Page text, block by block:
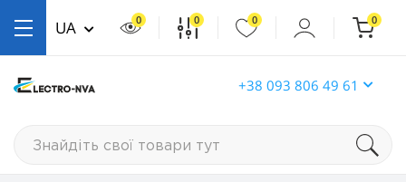
+38 093 806 49 61
UA 0 0 0 0